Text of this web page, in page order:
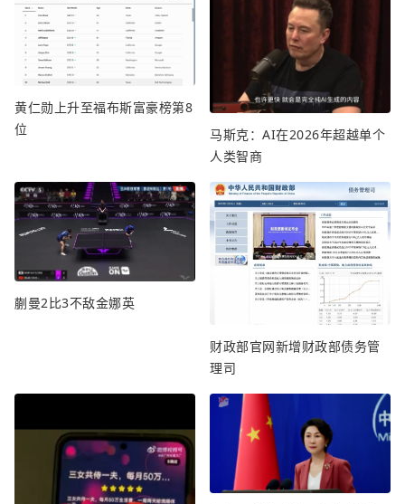
黄仁勋上升至福布斯富豪榜第8
位
马斯克：AI在2026年超越单个
人类智商
蒯曼2比3不敌金娜英
财政部官网新增财政部债务管
理司